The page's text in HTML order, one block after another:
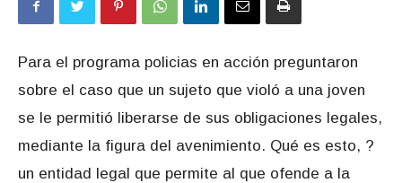
Para el programa policias en acción preguntaron
sobre el caso que un sujeto que violó a una joven
se le permitió liberarse de sus obligaciones legales,
mediante la figura del avenimiento. Qué es esto, ?
un entidad legal que permite al que ofende a la